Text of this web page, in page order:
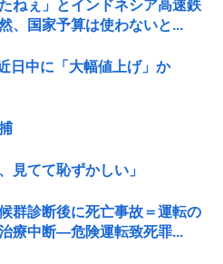
ねぇ」とインドネシア高速鉄
、国家予算は使わないと...
日中に「大幅値上げ」か
見てて恥ずかしい」
群診断後に死亡事故＝運転の
療中断―危険運転致死罪...